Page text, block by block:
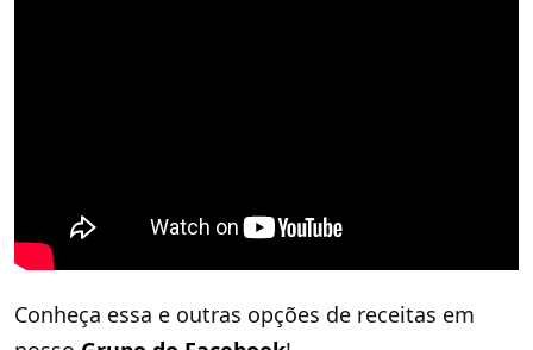
Conheça essa e outras opções de receitas em